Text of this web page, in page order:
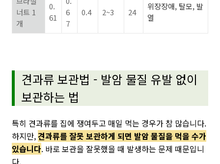
너트 1
개
0.
61
6
7
0.4 2~3 24
위장장애, 탈모, 발
열
견과류 보관법 - 발암 물질 유발 없이
보관하는 법
특히 견과류를 집에 쟁여두고 매일 먹는 경우가 참 많습니다.
하지만,견과류를 잘못 보관하게 되면 발암 물질을 먹을 수가
있습니다. 바로 보관을 잘못했을 때 발생하는 문제 때문입니
다.